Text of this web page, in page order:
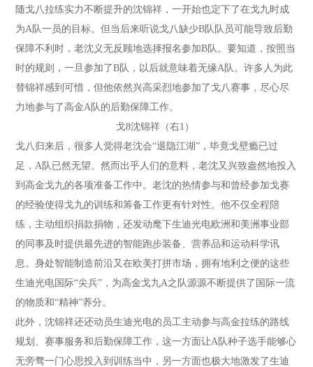
随戈八拉练实力不断提升的沈锦祥，一开始也定下了在戈九时成
为A队一员的目标。但当后来听说戈八缺少B队队员可能导致后勤
保障不利时，老沈义无反顾地选择报名参加B队。要知道，按照当
时的规则，一旦参加了B队，以后就意味着无缘A队。许多人为此
替锦祥感到可惜，但他依然兴高采烈地参加了戈八赛事，尽心尽
力地参与了高金A队的后勤保障工作。
戈8沈锦祥（右1）
戈八归来后，很多人觉得老沈会“退隐江湖”，毕竟戈壁瘾已过
足，A队已然无望。然而出乎人们的意料，老沈又兴致盎然地投入
到高金戈九的各项准备工作中。老沈的热情参与和曾经参加戈赛
的经验使得戈九的训练和筹备工作更有针对性。他不仅全程陪
练，主动组织捐款捐物，还发动麾下生迪光电欧洲和美洲事业部
的同事及时提供最先进的智能跑步装备、营养品和运动科学讯
息。身处智能制造前沿又在欧美打拼市场，拥有地利之便的这些
生迪光电国际“尖兵”，为高金戈九A之队源源不断提供了国际一流
的物质和“精神”养分。
此外，沈锦祥还还动员生迪光电的员工主动参与高金拉练的路线
规划、赛事服务和后勤保障工作，这一方面让A队种子选手能够心
无旁骛一门心思投入到训练当中，另一方面也极大地激发了生迪